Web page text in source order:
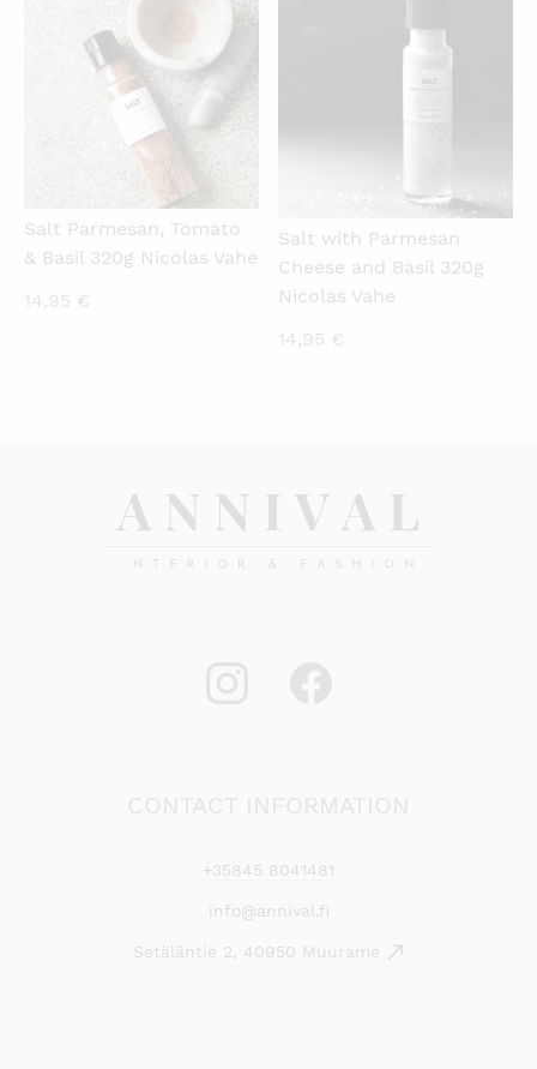
Salt Parmesan, Tomato
& Basil 320g Nicolas Vahe
14,95 €
Salt with Parmesan
Cheese and Basil 320g
Nicolas Vahe
14,95 €
+35845 8041481
info@annival.fi
Setäläntie 2, 40950 Muurame